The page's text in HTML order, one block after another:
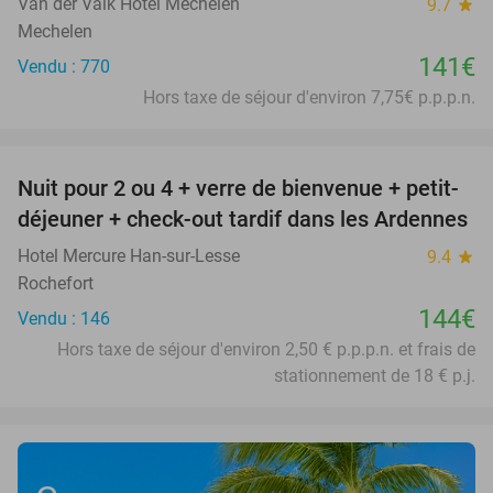
9.7 star
Mechelen
Vendu : 770
141€
Hors taxe de séjour d'environ 7,75€ p.p.p.n.
Nuit pour 2 ou 4 + verre de bienvenue + petit-
déjeuner + check-out tardif dans les Ardennes
Hotel Mercure Han-sur-Lesse 9.4 star
Rochefort
Vendu : 146
144€
Hors taxe de séjour d'environ 2,50 € p.p.p.n. et frais de
stationnement de 18 € p.j.